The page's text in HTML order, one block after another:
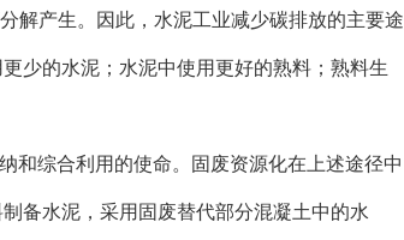
解产生。因此，水泥工业减少碳排放的主要途
少的水泥；水泥中使用更好的熟料；熟料生
和综合利用的使命。固废资源化在上述途径中
备水泥，采用固废替代部分混凝土中的水